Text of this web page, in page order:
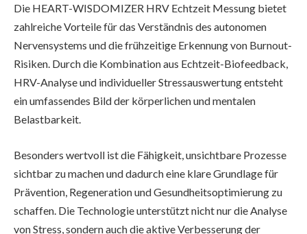
Die HEART-WISDOMIZER HRV Echtzeit Messung bietet
zahlreiche Vorteile für das Verständnis des autonomen
Nervensystems und die frühzeitige Erkennung von Burnout-
Risiken. Durch die Kombination aus Echtzeit-Biofeedback,
HRV-Analyse und individueller Stressauswertung entsteht
ein umfassendes Bild der körperlichen und mentalen
Belastbarkeit.
Besonders wertvoll ist die Fähigkeit, unsichtbare Prozesse
sichtbar zu machen und dadurch eine klare Grundlage für
Prävention, Regeneration und Gesundheitsoptimierung zu
schaffen. Die Technologie unterstützt nicht nur die Analyse
von Stress, sondern auch die aktive Verbesserung der